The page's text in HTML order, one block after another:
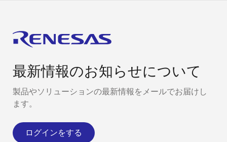
最新情報のお知らせについて
製品やソリューションの最新情報をメールでお届けし
ます。
ログインをする